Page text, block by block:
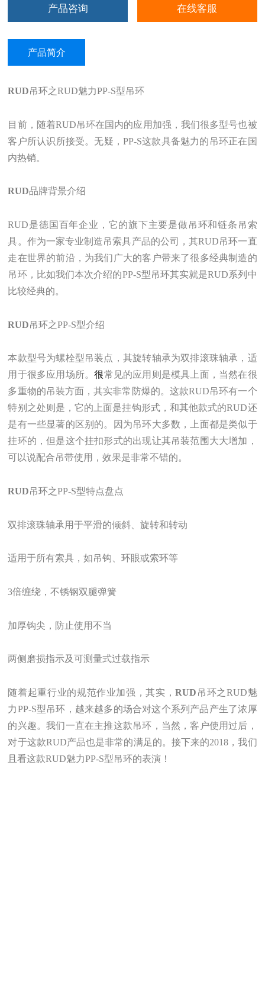
产品咨询 在线客服
产品简介
RUD吊环之RUD魅力PP-S型吊环
目前，随着RUD吊环在国内的应用加强，我们很多型号也被
客户所认识所接受。无疑，PP-S这款具备魅力的吊环正在国
内热销。
RUD品牌背景介绍
RUD是德国百年企业，它的旗下主要是做吊环和链条吊索
具。作为一家专业制造吊索具产品的公司，其RUD吊环一直
走在世界的前沿，为我们广大的客户带来了很多经典制造的
吊环，比如我们本次介绍的PP-S型吊环其实就是RUD系列中
比较经典的。
RUD吊环之PP-S型介绍
本款型号为螺栓型吊装点，其旋转轴承为双排滚珠轴承，适
用于很多应用场所。很常见的应用则是模具上面，当然在很
多重物的吊装方面，其实非常防爆的。这款RUD吊环有一个
特别之处则是，它的上面是挂钩形式，和其他款式的RUD还
是有一些显著的区别的。因为吊环大多数，上面都是类似于
挂环的，但是这个挂扣形式的出现让其吊装范围大大增加，
可以说配合吊带使用，效果是非常不错的。
RUD吊环之PP-S型特点盘点
双排滚珠轴承用于平滑的倾斜、旋转和转动
适用于所有索具，如吊钩、环眼或索环等
3倍缠绕，不锈钢双腿弹簧
加厚钩尖，防止使用不当
两侧磨损指示及可测量式过载指示
随着起重行业的规范作业加强，其实，RUD 吊环之RUD魅
力PP-S型吊环，越来越多的场合对这个系列产品产生了浓厚
的兴趣。我们一直在主推这款吊环，当然，客户使用过后，
对于这款RUD产品也是非常的满足的。接下来的2018，我们
且看这款RUD魅力PP-S型吊环的表演！